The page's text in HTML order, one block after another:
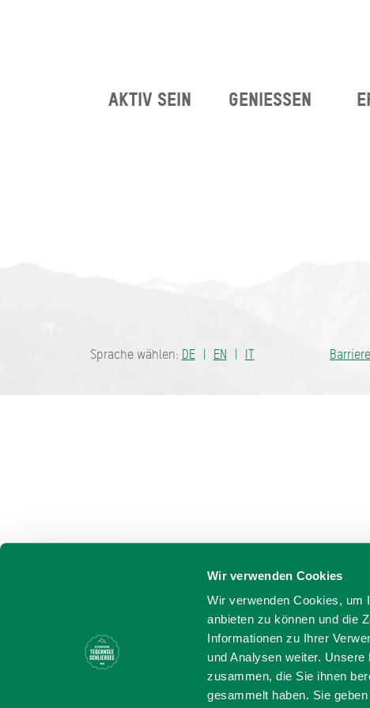
Wir verwenden Cookies
Wir verwenden Cookies, um
anbieten zu können und die
Informationen zu Ihrer
und Analysen weiter.
zusammen, die Sie ihnen
gesammelt haben. Sie
Sprache wählen: DE EN IT
AKTIV SEIN GENIESSEN